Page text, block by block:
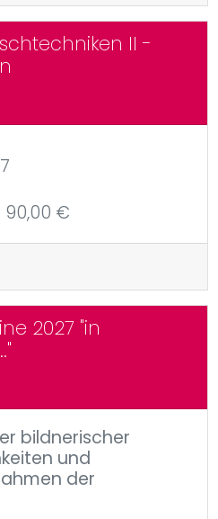
II -
90,00 €
2027 "in
bildnerischer
und
der